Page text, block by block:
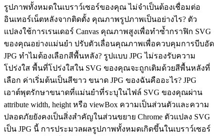
รูปภาพทั้งหมดในเบราว์เซอร์ของคุณ ไม่จำเป็นต้องเชื่อมต่อ
อินเทอร์เน็ตหลังจากติดตั้ง คุณภาพรูปภาพเป็นอย่างไร? ตัว
แปลงใช้การเรนเดอร์ Canvas คุณภาพสูงเพื่อทำซ้ำกราฟิก SVG
ของคุณอย่างแม่นยำ ปรับตัวเลื่อนคุณภาพเพื่อควบคุมการบีบอัด
JPG ทำไมต้องเลือกสีพื้นหลัง? รูปแบบ JPG ไม่รองรับความ
โปร่งใส พื้นที่โปร่งใสใน SVG ของคุณจะถูกเติมด้วยสีพื้นหลังที่
เลือก ค่าเริ่มต้นเป็นสีขาว ขนาด JPG ของฉันคืออะไร? JPG
เอาต์พุตรักษาขนาดที่แม่นยำที่ระบุในไฟล์ SVG ของคุณผ่าน
attribute width, height หรือ viewBox ความเป็นส่วนตัวและความ
ปลอดภัยยังคงเป็นสิ่งสำคัญในส่วนขยาย Chrome ตัวแปลง SVG
เป็น JPG นี้ การประมวลผลรูปภาพทั้งหมดเกิดขึ้นในเบราว์เซอร์